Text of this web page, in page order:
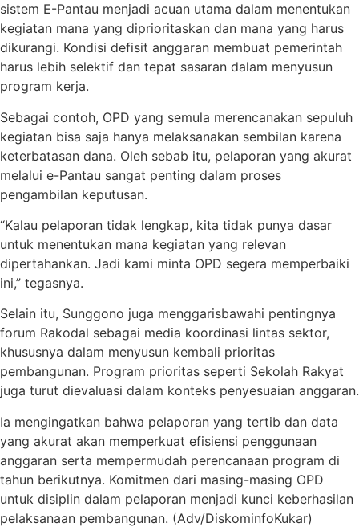
sistem E-Pantau menjadi acuan utama dalam menentukan
kegiatan mana yang diprioritaskan dan mana yang harus
dikurangi. Kondisi defisit anggaran membuat pemerintah
harus lebih selektif dan tepat sasaran dalam menyusun
program kerja.
Sebagai contoh, OPD yang semula merencanakan sepuluh
kegiatan bisa saja hanya melaksanakan sembilan karena
keterbatasan dana. Oleh sebab itu, pelaporan yang akurat
melalui e-Pantau sangat penting dalam proses
pengambilan keputusan.
“Kalau pelaporan tidak lengkap, kita tidak punya dasar
untuk menentukan mana kegiatan yang relevan
dipertahankan. Jadi kami minta OPD segera memperbaiki
ini,” tegasnya.
Selain itu, Sunggono juga menggarisbawahi pentingnya
forum Rakodal sebagai media koordinasi lintas sektor,
khususnya dalam menyusun kembali prioritas
pembangunan. Program prioritas seperti Sekolah Rakyat
juga turut dievaluasi dalam konteks penyesuaian anggaran.
Ia mengingatkan bahwa pelaporan yang tertib dan data
yang akurat akan memperkuat efisiensi penggunaan
anggaran serta mempermudah perencanaan program di
tahun berikutnya. Komitmen dari masing-masing OPD
untuk disiplin dalam pelaporan menjadi kunci keberhasilan
pelaksanaan pembangunan. (Adv/DiskominfoKukar)